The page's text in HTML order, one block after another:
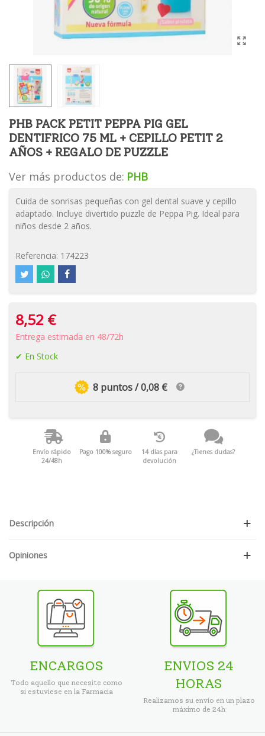
PHB PACK PETIT PEPPA PIG GEL
DENTIFRICO 75 ML + CEPILLO PETIT 2
AÑOS + REGALO DE PUZZLE
Ver más productos de: PHB
Cuida de sonrisas pequeñas con gel dental suave y cepillo
adaptado. Incluye divertido puzzle de Peppa Pig. Ideal para
niños desde 2 años.
Referencia: 174223
8,52 €
Entrega estimada en 48/72h
En Stock
8 puntos / 0,08 €
Envío rápido
24/48h
Pago 100% seguro
14 días para
devolución
¿Tienes dudas?
Descripción
Opiniones
ENCARGOS
Todo aquello que necesite como
si estuviese en la Farmacia
ENVIOS 24
HORAS
Realizamos su envío en un plazo
máximo de 24h